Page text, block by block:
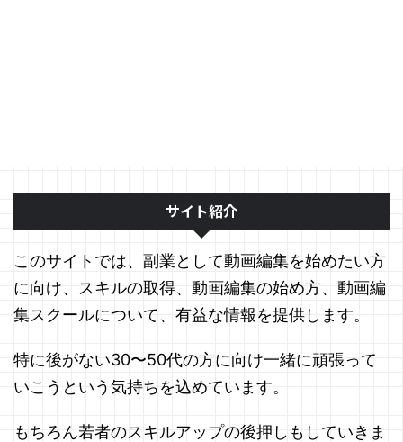
サイト紹介
このサイトでは、副業として動画編集を始めたい方
に向け、スキルの取得、動画編集の始め方、動画編
集スクールについて、有益な情報を提供します。
特に後がない30〜50代の方に向け一緒に頑張って
いこうという気持ちを込めています。
もちろん若者のスキルアップの後押しもしていきま